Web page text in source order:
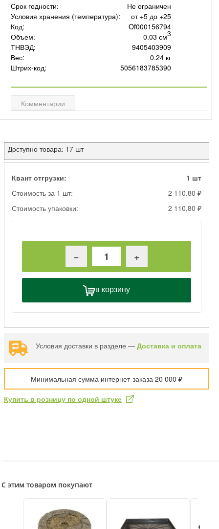
Срок годности:
Не ограничен
Условия хранения (температура):
от +5 до +25
Код:
Of000156794
Объем:
0.03 см3
ТНВЭД:
9405403909
Вес:
0.24 кг
Штрих-код:
5056183785390
Комментарии
Доступно товара: 17 шт
Квант отгрузки:
1 шт
Стоимость за 1 шт:
2 110.80 ₽
Стоимость упаковки:
2 110,80 ₽
− +
в корзину
Условия доставки в разделе — Доставка и оплата
Минимальная сумма интернет-заказа 20 000 ₽
Купить в розницу по одной штуке
С этим товаром покупают